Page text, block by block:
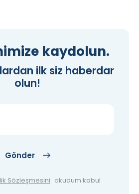
kaydolun.
ilk siz haberdar
olun!
Gönder
Sözleşmesini okudum kabul